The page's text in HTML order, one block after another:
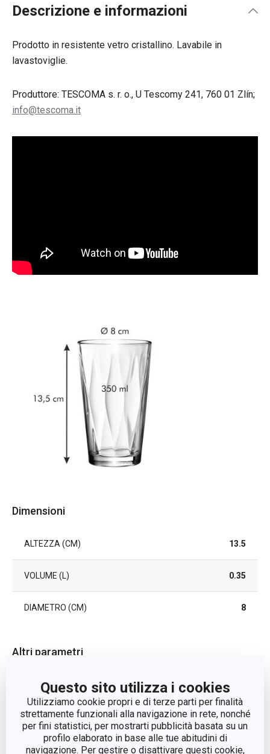
Questo sito utilizza i cookies
Utilizziamo cookie propri e di terze parti per finalità
strettamente funzionali alla navigazione in rete, nonché
per fini statistici, per mostrarti pubblicità basata su un
profilo elaborato in base alle tue abitudini di
navigazione. Per gestire o disattivare questi cookie,
Descrizione e informazioni
Prodotto in resistente vetro cristallino. Lavabile in
lavastoviglie.
Produttore: TESCOMA s. r. o., U Tescomy 241, 760 01 Zlín;
info@tescoma.it
Dimensioni
ALTEZZA (CM) 13.5
VOLUME (L) 0.35
DIAMETRO (CM) 8
Altri parametri
CATEGORIA bicchiere
LINEA DI PRODOTTO myDRINK
MATERIALE vetro